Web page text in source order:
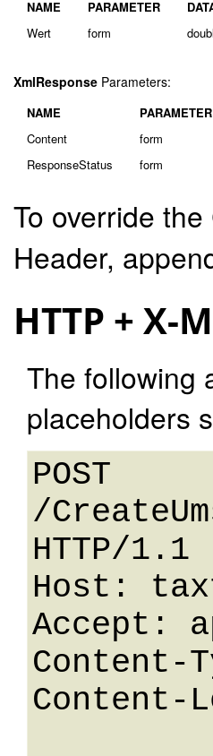
NAME PARAMETER
Wert
form
XmlResponse Parameters:
NAME PARAMETER
Content
form
ResponseStatus
form
To override
Header,
HTTP + X-
The following
placeholders
POST
/
HTTP/1.1
Host:
Accept:
Content-
Content-